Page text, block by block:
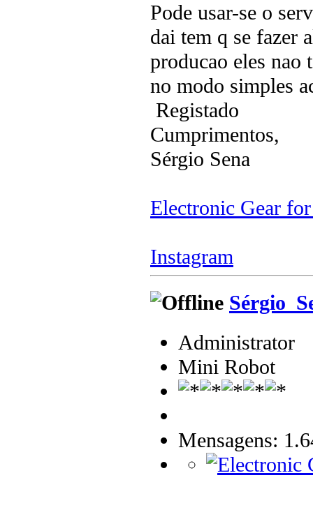
Pode usar-se o
dai tem q se fazer
producao eles nao
no modo simples
Registado
Cumprimentos,
Sérgio Sena
Electronic Gear
Instagram
Administrator
Mini Robot
Mensagens: